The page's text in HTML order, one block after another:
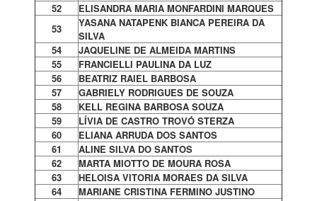
52
ELISANDRA MARIA MONFARDINI MARQUES
53
YASANA NATAPENK BIANCA PEREIRA DA
SILVA
54
JAQUELINE DE ALMEIDA MARTINS
55
FRANCIELLI PAULINA DA LUZ
56
BEATRIZ RAIEL BARBOSA
57
GABRIELY RODRIGUES DE SOUZA
58
KELL REGINA BARBOSA SOUZA
59
LÍVIA DE CASTRO TROVÓ STERZA
60
ELIANA ARRUDA DOS SANTOS
61
ALINE SILVA DO SANTOS
62
MARTA MIOTTO DE MOURA ROSA
63
HELOISA VITORIA MORAES DA SILVA
64
MARIANE CRISTINA FERMINO JUSTINO